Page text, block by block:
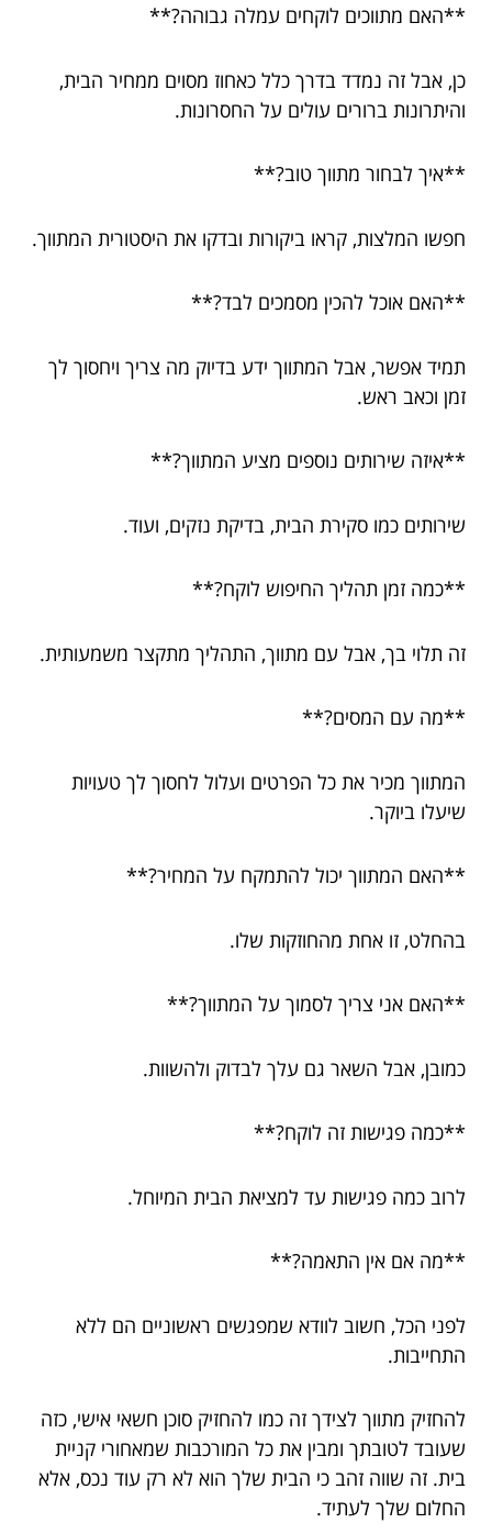
**האם מתווכים לוקחים עמלה גבוהה?**
כן, אבל זה נמדד בדרך כלל כאחוז מסוים ממחיר הבית,
והיתרונות ברורים עולים על החסרונות.
**איך לבחור מתווך טוב?**
חפשו המלצות, קראו ביקורות ובדקו את היסטורית המתווך.
**האם אוכל להכין מסמכים לבד?**
תמיד אפשר, אבל המתווך ידע בדיוק מה צריך ויחסוך לך
זמן וכאב ראש.
**איזה שירותים נוספים מציע המתווך?**
שירותים כמו סקירת הבית, בדיקת נזקים, ועוד.
**כמה זמן תהליך החיפוש לוקח?**
זה תלוי בך, אבל עם מתווך, התהליך מתקצר משמעותית.
**מה עם המסים?**
המתווך מכיר את כל הפרטים ועלול לחסוך לך טעויות
שיעלו ביוקר.
**האם המתווך יכול להתמקח על המחיר?**
בהחלט, זו אחת מהחוזקות שלו.
**האם אני צריך לסמוך על המתווך?**
כמובן, אבל השאר גם עלך לבדוק ולהשוות.
**כמה פגישות זה לוקח?**
לרוב כמה פגישות עד למציאת הבית המיוחל.
**מה אם אין התאמה?**
לפני הכל, חשוב לוודא שמפגשים ראשוניים הם ללא
התחייבות.
להחזיק מתווך לצידך זה כמו להחזיק סוכן חשאי אישי, כזה
שעובד לטובתך ומבין את כל המורכבות שמאחורי קניית
בית. זה שווה זהב כי הבית שלך הוא לא רק עוד נכס, אלא
החלום שלך לעתיד.